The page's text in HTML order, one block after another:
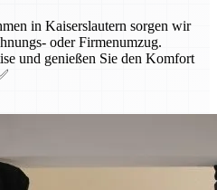
in Kaiserslautern sorgen wir
oder Firmenumzug.
und genießen Sie den Komfort